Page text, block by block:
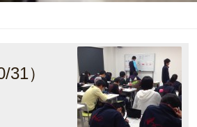
）